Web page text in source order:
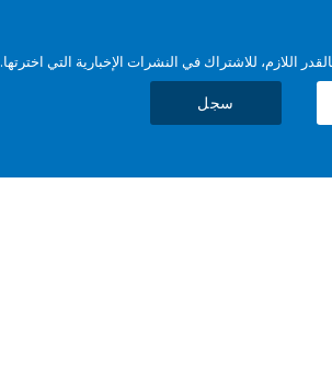
اللازم، للاشتراك في النشرات الإخبارية التي اخترتها.
سجل